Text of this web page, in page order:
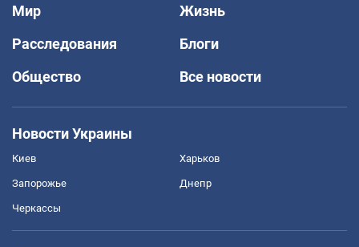
Мир
Жизнь
Расследования
Блоги
Общество
Все новости
Новости Украины
Киев Харьков
Запорожье Днепр
Черкассы